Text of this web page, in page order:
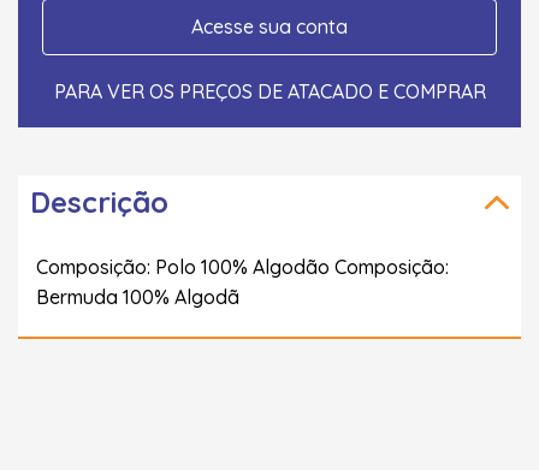
Acesse sua conta
PARA VER OS PREÇOS DE ATACADO E COMPRAR
Descrição
Composição: Polo 100% Algodão Composição:
Bermuda 100% Algodã